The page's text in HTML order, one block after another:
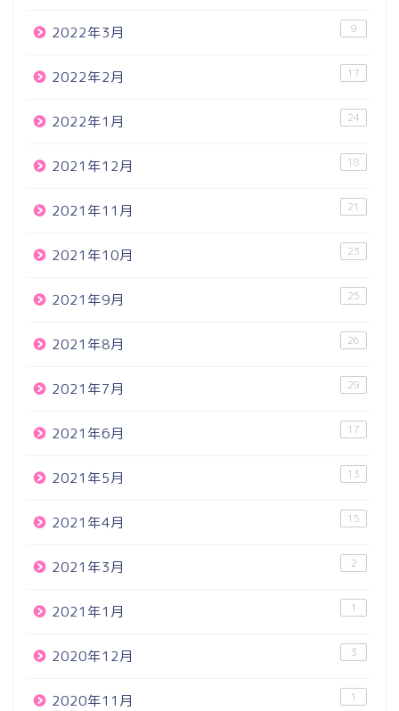
2022年3月 9
2022年2月 17
2022年1月 24
2021年12月 18
2021年11月 21
2021年10月 23
2021年9月 25
2021年8月 26
2021年7月 29
2021年6月 17
2021年5月 13
2021年4月 15
2021年3月 2
2021年1月 1
2020年12月 3
2020年11月 1